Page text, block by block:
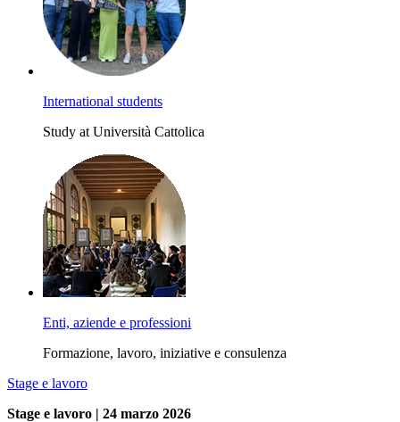
International students
Study at Università Cattolica
Enti, aziende e professioni
Formazione, lavoro, iniziative e consulenza
Stage e lavoro
Stage e lavoro | 24 marzo 2026